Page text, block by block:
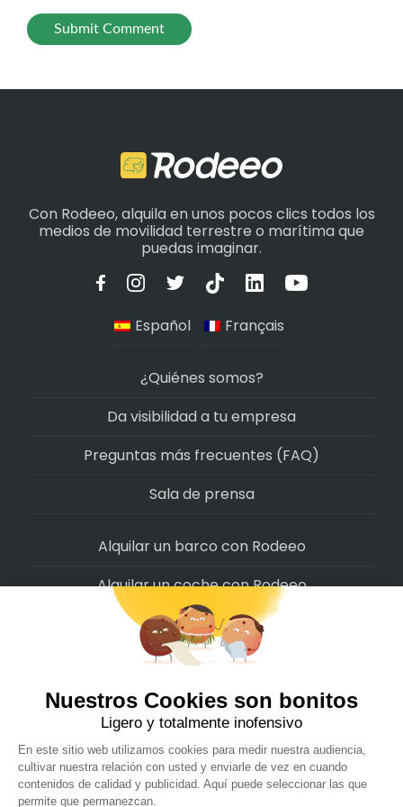
Con Rodeeo, alquila en unos pocos clics todos los
medios de movilidad terrestre o marítima que
puedas imaginar.
Español Français
¿Quiénes somos?
Da visibilidad a tu empresa
Preguntas más frecuentes (FAQ)
Sala de prensa
Alquilar un barco con Rodeeo
Alquilar un coche con Rodeeo
Alquilar una moto con Rodeeo
Alquilar una scooter con Rodeeo
Alquilar una bicicleta con Rodeeo
Alquilar una autocaravana con Rodeeo